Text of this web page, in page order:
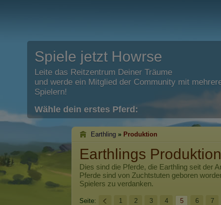
Spiele jetzt Howrse
Leite das Reitzentrum Deiner Träume
und werde ein Mitglied der Community mit
Spielern!
Wähle dein erstes Pferd:
Earthling » Produktion
Earthlings Produktion
Dies sind die Pferde, die Earthling seit der
Pferde sind von Zuchtstuten geboren
Spielers zu verdanken.
Seite: 1 2 3 4 5 6 7